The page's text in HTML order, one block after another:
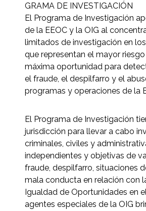
GRAMA DE INVESTIGACIÓN
El Programa de Investigación
de la EEOC y la OIG al
limitados de investigación en
que representan el mayor
máxima oportunidad para
el fraude, el despilfarro y el
programas y operaciones de la
El Programa de Investigación
jurisdicción para llevar a cabo
criminales, civiles y
independientes y objetivas de
fraude, despilfarro, situaciones
mala conducta en relación con
Igualdad de Oportunidades en
agentes especiales de la OIG